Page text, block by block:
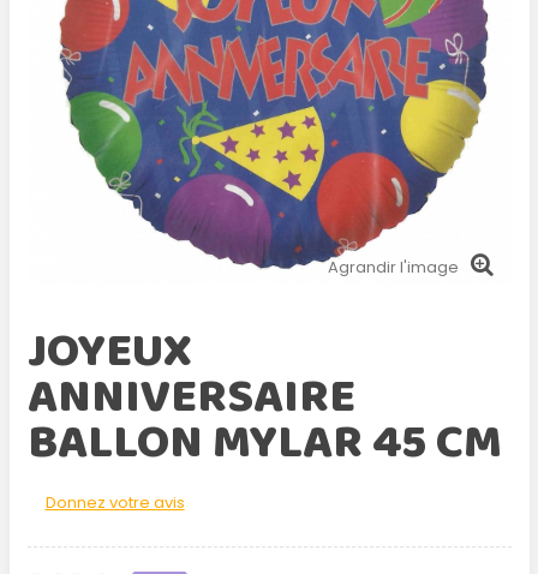
Agrandir l'image
JOYEUX
ANNIVERSAIRE
BALLON MYLAR 45 CM
Donnez votre avis